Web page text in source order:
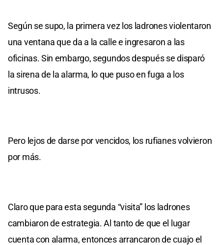
Según se supo, la primera vez los ladrones violentaron
una ventana que da a la calle e ingresaron a las
oficinas. Sin embargo, segundos después se disparó
la sirena de la alarma, lo que puso en fuga a los
intrusos.
Pero lejos de darse por vencidos, los rufianes volvieron
por más.
Claro que para esta segunda “visita” los ladrones
cambiaron de estrategia. Al tanto de que el lugar
cuenta con alarma, entonces arrancaron de cuajo el